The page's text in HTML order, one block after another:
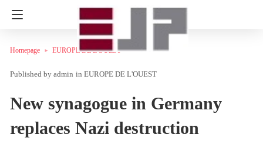
Homepage EUROPE DE L'OUEST
admin in EUROPE DE L'OUEST
New synagogue in Germany
replaces Nazi destruction